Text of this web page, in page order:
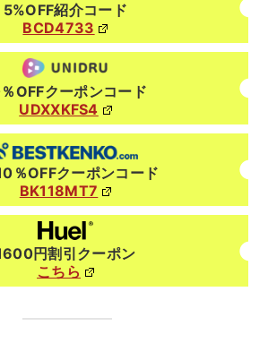
5%OFF紹介コード
BCD4733
OFFクーポンコード
UDXXKFS4
％OFFクーポンコード
BK118MT7
円割引クーポン
こちら